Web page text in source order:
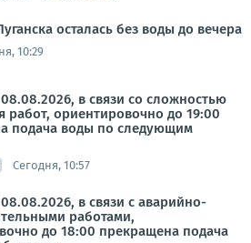
осталась без воды до вечера
10:29
08.08.2026, в связи со сложностью
работ, ориентировочно до 19:00
подача воды по следующим
Сегодня, 10:57
в связи с аварийно-
работами,
до 18:00 прекращена подача